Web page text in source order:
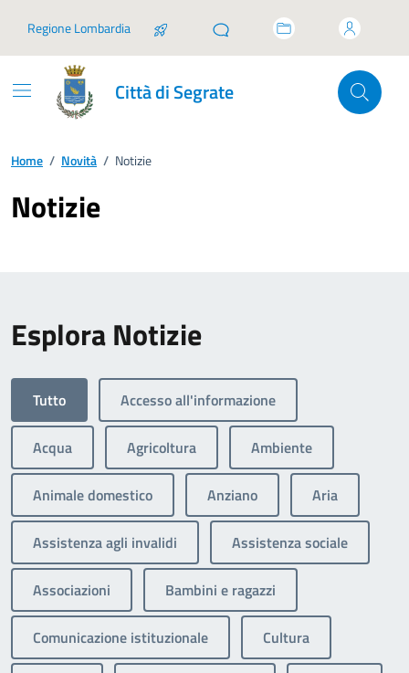
Regione Lombardia
Città di Segrate
Home / Novità / Notizie
Notizie
Esplora Notizie
Tutto Accesso all'informazione
Acqua Agricoltura Ambiente
Animale domestico Anziano Aria
Assistenza agli invalidi Assistenza sociale
Associazioni Bambini e ragazzi
Comunicazione istituzionale Cultura